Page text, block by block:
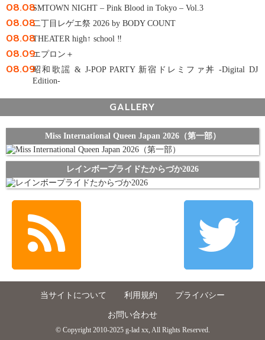
08.08SMTOWN NIGHT – Pink Blood in Tokyo – Vol.3
08.08二丁目レゲエ祭 2026 by BODY COUNT
08.08THEATER high↑ school ‼
08.09エプロン＋
08.09昭和歌謡 & J-POP PARTY 新宿ドレミファ丼 -Digital DJ
Edition-
GALLERY
Miss International Queen Japan 2026（第一部）
レインボープライドたからづか2026
当サイトについて 利用規約 プライバシー
お問い合わせ
© Copyright 2010-2025 g-lad xx, All Rights Reserved.